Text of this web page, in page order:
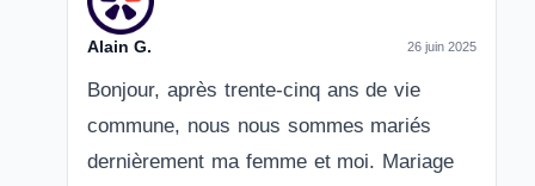
Alain G. 26 juin 2025
Bonjour, après trente-cinq ans de vie
commune, nous nous sommes mariés
dernièrement ma femme et moi. Mariage